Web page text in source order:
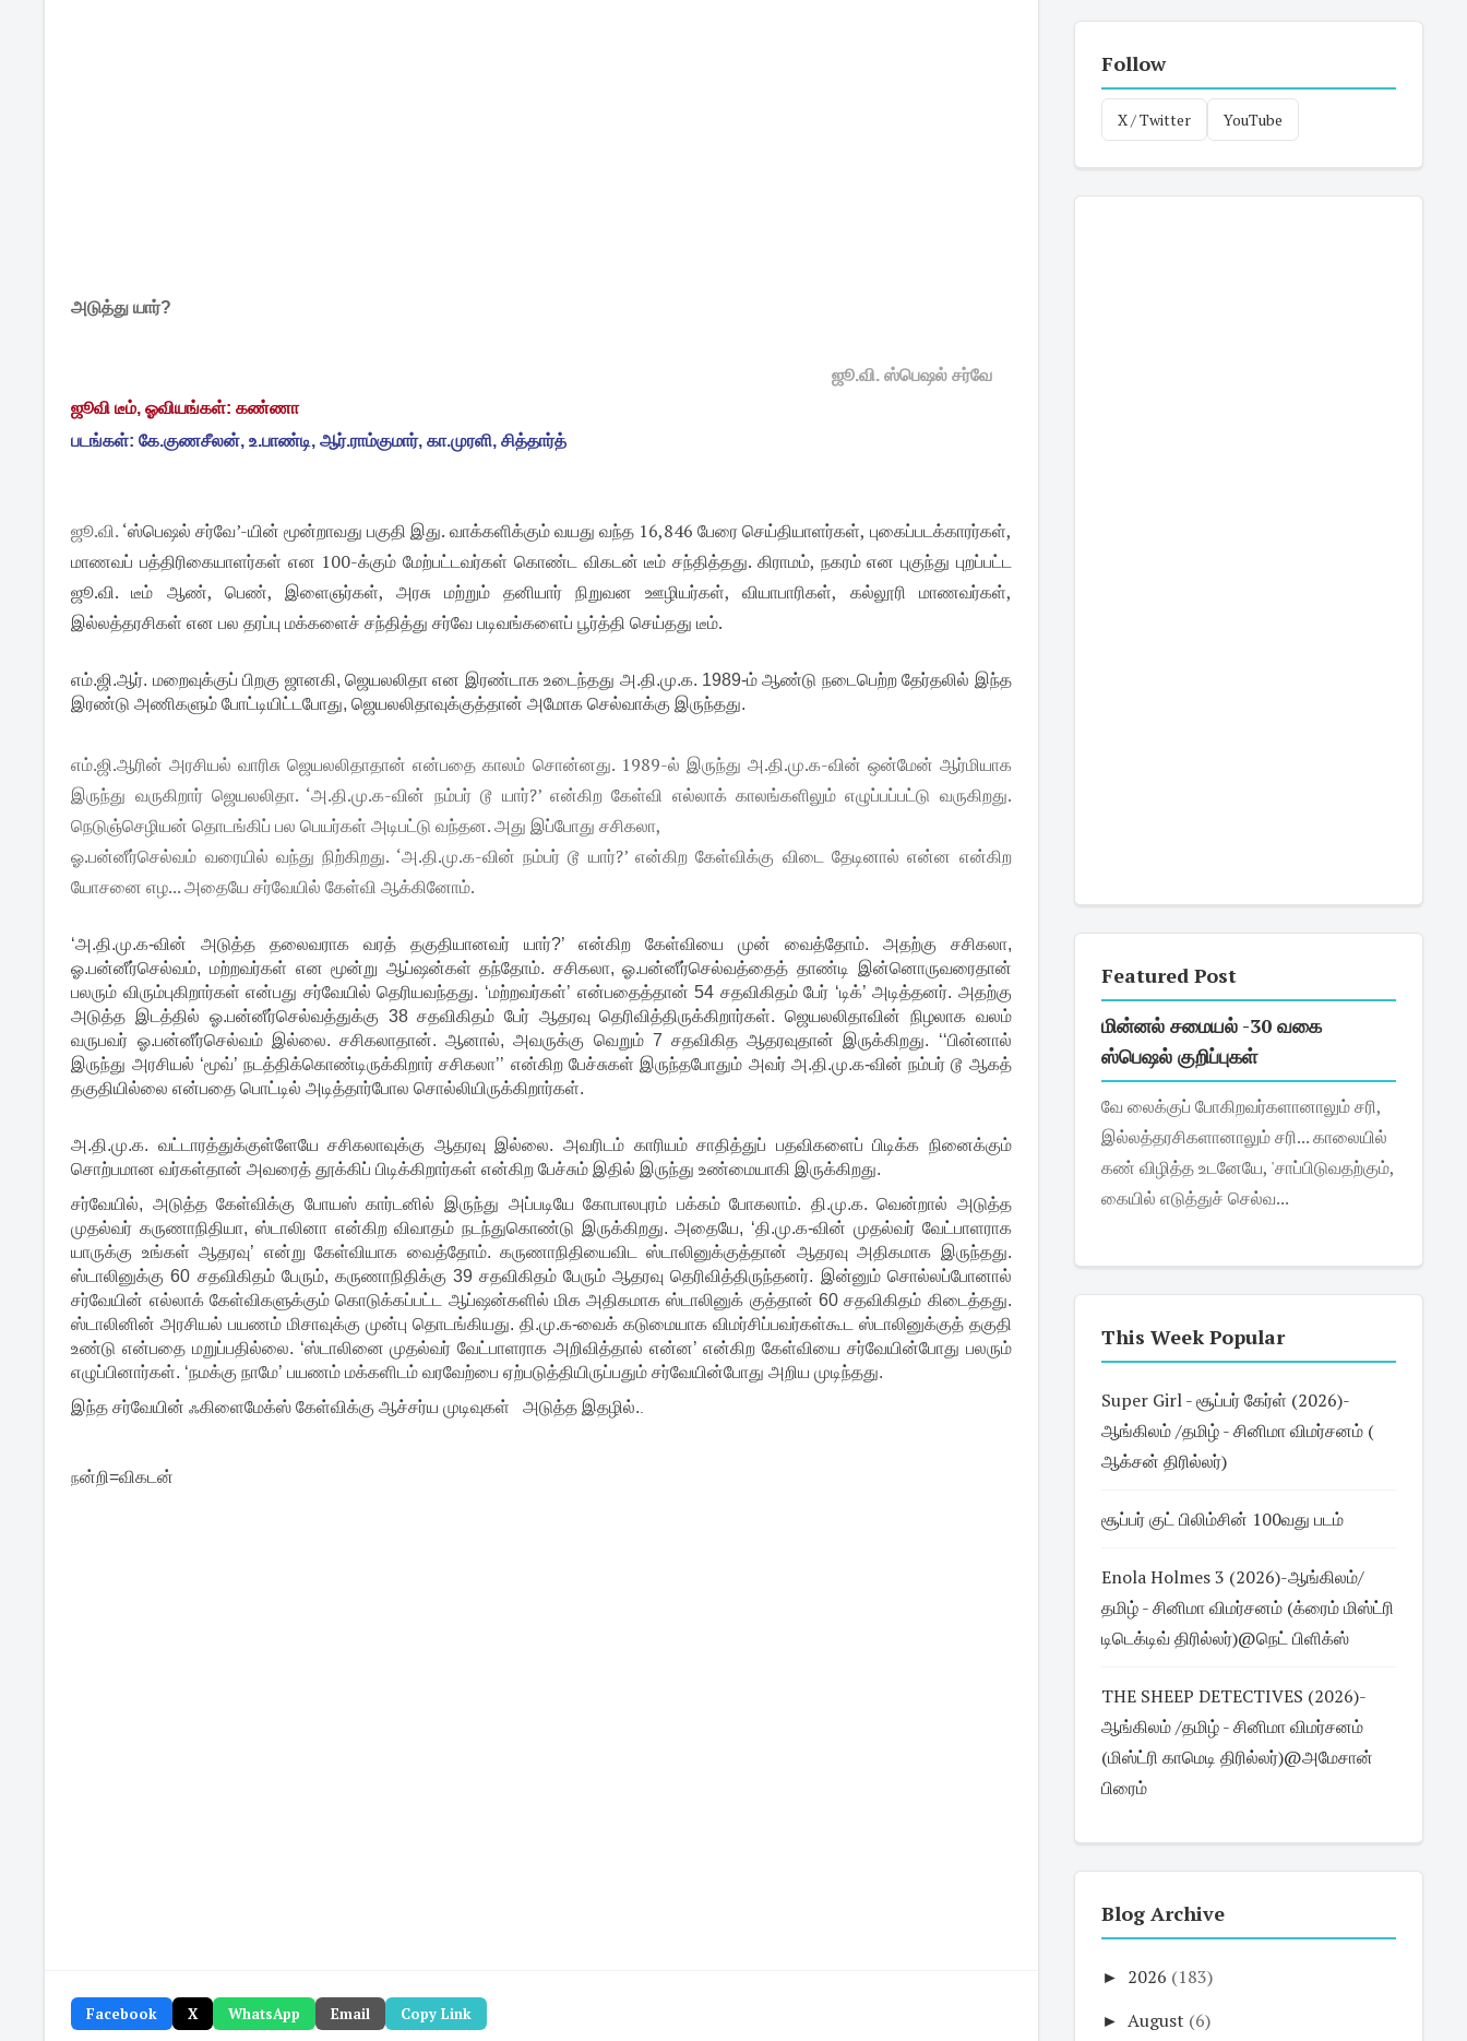
அடுத்து யார்?
ஜூ.வி. ஸ்பெஷல் சர்வே
ஜூவி டீம், ஓவியங்கள்: கண்ணா
படங்கள்: கே.குணசீலன், உ.பாண்டி, ஆர்.ராம்குமார், கா.முரளி, சித்தார்த்
ஜூ.வி. ‘ஸ்பெஷல் சர்வே’-யின் மூன்றாவது பகுதி இது. வாக்களிக்கும் வயது வந்த 16,846 பேரை செய்தியாளர்கள், புகைப்படக்காரர்கள்,
மாணவப் பத்திரிகையாளர்கள் என 100-க்கும் மேற்பட்டவர்கள் கொண்ட விகடன் டீம் சந்தித்தது. கிராமம், நகரம் என புகுந்து புறப்பட்ட
ஜூ.வி. டீம் ஆண், பெண், இளைஞர்கள், அரசு மற்றும் தனியார் நிறுவன ஊழியர்கள், வியாபாரிகள், கல்லூரி மாணவர்கள்,
இல்லத்தரசிகள் என பல தரப்பு மக்களைச் சந்தித்து சர்வே படிவங்களைப் பூர்த்தி செய்தது டீம்.
எம்.ஜி.ஆர். மறைவுக்குப் பிறகு ஜானகி, ஜெயலலிதா என இரண்டாக உடைந்தது அ.தி.மு.க. 1989-ம் ஆண்டு நடைபெற்ற தேர்தலில் இந்த
இரண்டு அணிகளும் போட்டியிட்டபோது, ஜெயலலிதாவுக்குத்தான் அமோக செல்வாக்கு இருந்தது.
எம்.ஜி.ஆரின் அரசியல் வாரிசு ஜெயலலிதாதான் என்பதை காலம் சொன்னது. 1989-ல் இருந்து அ.தி.மு.க-வின் ஒன்மேன் ஆர்மியாக
இருந்து வருகிறார் ஜெயலலிதா. ‘அ.தி.மு.க-வின் நம்பர் டூ யார்?’ என்கிற கேள்வி எல்லாக் காலங்களிலும் எழுப்பப்பட்டு வருகிறது.
நெடுஞ்செழியன் தொடங்கிப் பல பெயர்கள் அடிபட்டு வந்தன. அது இப்போது சசிகலா,
ஓ.பன்னீர்செல்வம் வரையில் வந்து நிற்கிறது. ‘அ.தி.மு.க-வின் நம்பர் டூ யார்?’ என்கிற கேள்விக்கு விடை தேடினால் என்ன என்கிற
யோசனை எழ... அதையே சர்வேயில் கேள்வி ஆக்கினோம்.
‘அ.தி.மு.க-வின் அடுத்த தலைவராக வரத் தகுதியானவர் யார்?’ என்கிற கேள்வியை முன் வைத்தோம். அதற்கு சசிகலா,
ஓ.பன்னீர்செல்வம், மற்றவர்கள் என மூன்று ஆப்ஷன்கள் தந்தோம். சசிகலா, ஓ.பன்னீர்செல்வத்தைத் தாண்டி இன்னொருவரைதான்
பலரும் விரும்புகிறார்கள் என்பது சர்வேயில் தெரியவந்தது. ‘மற்றவர்கள்’ என்பதைத்தான் 54 சதவிகிதம் பேர் ‘டிக்’ அடித்தனர். அதற்கு
அடுத்த இடத்தில் ஓ.பன்னீர்செல்வத்துக்கு 38 சதவிகிதம் பேர் ஆதரவு தெரிவித்திருக்கிறார்கள். ஜெயலலிதாவின் நிழலாக வலம்
வருபவர் ஓ.பன்னீர்செல்வம் இல்லை. சசிகலாதான். ஆனால், அவருக்கு வெறும் 7 சதவிகித ஆதரவுதான் இருக்கிறது. ‘‘பின்னால்
இருந்து அரசியல் ‘மூவ்’ நடத்திக்கொண்டிருக்கிறார் சசிகலா’’ என்கிற பேச்சுகள் இருந்தபோதும் அவர் அ.தி.மு.க-வின் நம்பர் டூ ஆகத்
தகுதியில்லை என்பதை பொட்டில் அடித்தார்போல சொல்லியிருக்கிறார்கள்.
அ.தி.மு.க. வட்டாரத்துக்குள்ளேயே சசிகலாவுக்கு ஆதரவு இல்லை. அவரிடம் காரியம் சாதித்துப் பதவிகளைப் பிடிக்க நினைக்கும்
சொற்பமான வர்கள்தான் அவரைத் தூக்கிப் பிடிக்கிறார்கள் என்கிற பேச்சும் இதில் இருந்து உண்மையாகி இருக்கிறது.
சர்வேயில், அடுத்த கேள்விக்கு போயஸ் கார்டனில் இருந்து அப்படியே கோபாலபுரம் பக்கம் போகலாம். தி.மு.க. வென்றால் அடுத்த
முதல்வர் கருணாநிதியா, ஸ்டாலினா என்கிற விவாதம் நடந்துகொண்டு இருக்கிறது. அதையே, ‘தி.மு.க-வின் முதல்வர் வேட்பாளராக
யாருக்கு உங்கள் ஆதரவு’ என்று கேள்வியாக வைத்தோம். கருணாநிதியைவிட ஸ்டாலினுக்குத்தான் ஆதரவு அதிகமாக இருந்தது.
ஸ்டாலினுக்கு 60 சதவிகிதம் பேரும், கருணாநிதிக்கு 39 சதவிகிதம் பேரும் ஆதரவு தெரிவித்திருந்தனர். இன்னும் சொல்லப்போனால்
சர்வேயின் எல்லாக் கேள்விகளுக்கும் கொடுக்கப்பட்ட ஆப்ஷன்களில் மிக அதிகமாக ஸ்டாலினுக் குத்தான் 60 சதவிகிதம் கிடைத்தது.
ஸ்டாலினின் அரசியல் பயணம் மிசாவுக்கு முன்பு தொடங்கியது. தி.மு.க-வைக் கடுமையாக விமர்சிப்பவர்கள்கூட ஸ்டாலினுக்குத் தகுதி
உண்டு என்பதை மறுப்பதில்லை. ‘ஸ்டாலினை முதல்வர் வேட்பாளராக அறிவித்தால் என்ன’ என்கிற கேள்வியை சர்வேயின்போது பலரும்
எழுப்பினார்கள். ‘நமக்கு நாமே’ பயணம் மக்களிடம் வரவேற்பை ஏற்படுத்தியிருப்பதும் சர்வேயின்போது அறிய முடிந்தது.
இந்த சர்வேயின் ஃகிளைமேக்ஸ் கேள்விக்கு ஆச்சர்ய முடிவுகள் அடுத்த இதழில்.
நன்றி=விகடன்
Facebook X WhatsApp Email Copy Link
Follow
X / Twitter YouTube
Featured Post
மின்னல் சமையல் -30 வகை
ஸ்பெஷல் குறிப்புகள்
வே லைக்குப் போகிறவர்களானாலும் சரி,
இல்லத்தரசிகளானாலும் சரி... காலையில்
கண் விழித்த உடனேயே, 'சாப்பிடுவதற்கும்,
கையில் எடுத்துச் செல்வ...
This Week Popular
Super Girl - சூப்பர் கேர்ள் (2026)-
ஆங்கிலம் /தமிழ் - சினிமா விமர்சனம் (
ஆக்சன் திரில்லர்)
சூப்பர் குட் பிலிம்சின் 100வது படம்
Enola Holmes 3 (2026)-ஆங்கிலம்/
தமிழ் - சினிமா விமர்சனம் (க்ரைம் மிஸ்ட்ரி
டிடெக்டிவ் திரில்லர்)@நெட் பிளிக்ஸ்
THE SHEEP DETECTIVES (2026)-
ஆங்கிலம் /தமிழ் - சினிமா விமர்சனம்
(மிஸ்ட்ரி காமெடி திரில்லர்)@அமேசான்
பிரைம்
Blog Archive
► 2026 (183)
► August (6)